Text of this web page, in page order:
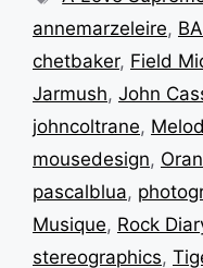
annemarzeleire,
chetbaker, Field
Jarmush, John
johncoltrane,
mousedesign,
pascalblua,
Musique, Rock
stereographics,